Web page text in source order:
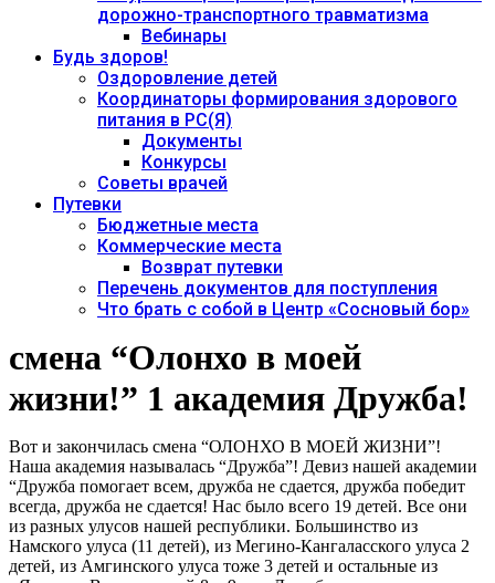
дорожно-транспортного травматизма
Вебинары
Будь здоров!
Оздоровление детей
Координаторы формирования здорового
питания в РС(Я)
Документы
Конкурсы
Советы врачей
Путевки
Бюджетные места
Коммерческие места
Возврат путевки
Перечень документов для поступления
Что брать с собой в Центр «Сосновый бор»
смена “Олонхо в моей
жизни!” 1 академия Дружба!
Вот и закончилась смена “ОЛОНХО В МОЕЙ ЖИЗНИ”!
Наша академия называлась “Дружба”! Девиз нашей академии
“Дружба помогает всем, дружба не сдается, дружба победит
всегда, дружба не сдается! Нас было всего 19 детей. Все они
из разных улусов нашей республики. Большинство из
Намского улуса (11 детей), из Мегино-Кангаласского улуса 2
детей, из Амгинского улуса тоже 3 детей и остальные из